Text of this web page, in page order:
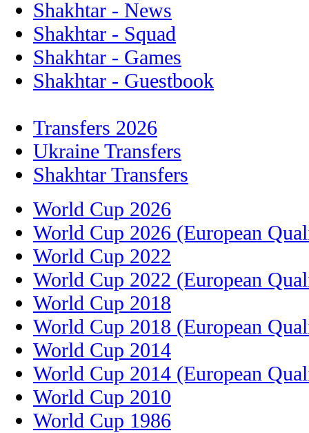
Shakhtar - News
Shakhtar - Squad
Shakhtar - Games
Shakhtar - Guestbook
Transfers 2026
Ukraine Transfers
Shakhtar Transfers
World Cup 2026
World Cup 2026 (European
World Cup 2022
World Cup 2022 (European
World Cup 2018
World Cup 2018 (European
World Cup 2014
World Cup 2014 (European
World Cup 2010
World Cup 1986